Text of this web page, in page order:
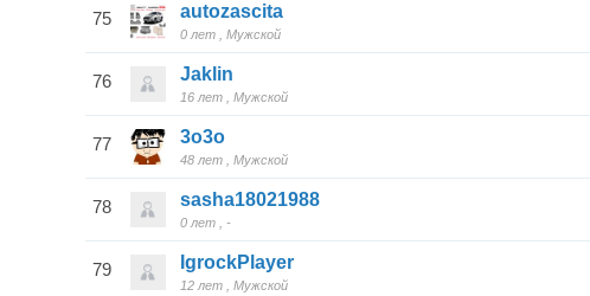
75 autozascita
0 лет Мужской
76 Jaklin
16 лет Мужской
77 3o3o
48 лет Мужской
78 sasha18021988
0 лет -
79 IgrockPlayer
12 лет Мужской